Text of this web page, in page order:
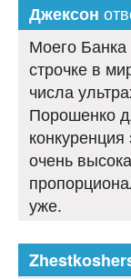
Джексон
Моего Банка
строчке в
числа
Порошенко
очень
уже.